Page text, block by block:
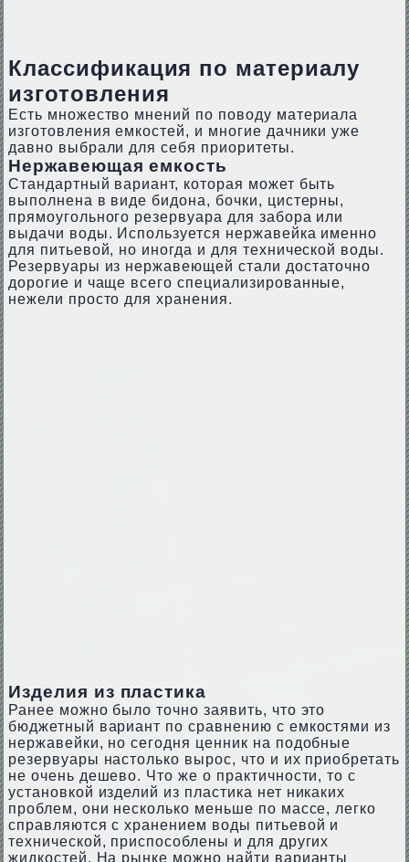
Классификация по материалу
изготовления
Есть множество мнений по поводу материала
изготовления емкостей, и многие дачники уже
давно выбрали для себя приоритеты.
Нержавеющая емкость
Стандартный вариант, которая может быть
выполнена в виде бидона, бочки, цистерны,
прямоугольного резервуара для забора или
выдачи воды. Используется нержавейка именно
для питьевой, но иногда и для технической воды.
Резервуары из нержавеющей стали достаточно
дорогие и чаще всего специализированные,
нежели просто для хранения.
Изделия из пластика
Ранее можно было точно заявить, что это
бюджетный вариант по сравнению с емкостями из
нержавейки, но сегодня ценник на подобные
резервуары настолько вырос, что и их приобретать
не очень дешево. Что же о практичности, то с
установкой изделий из пластика нет никаких
проблем, они несколько меньше по массе, легко
справляются с хранением воды питьевой и
технической, приспособлены и для других
жидкостей. На рынке можно найти варианты